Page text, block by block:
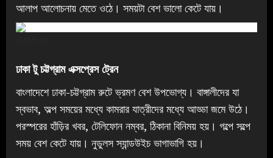
আলাপ আলোচনায় মেতে ওঠে। সময়টা বেশ ভালো কেটে যায়।
ঢাকা টু চট্টগ্রাম এক্সপ্রেস ট্রেন
বাংলাদেশে ঢাকা-চট্টগ্রাম রুটে ভ্রমণ বেশ উপভোগ্য। বাঙ্গালীদের যা
স্বভাব, অল্প সময়ের মধ্যে কামরার যাত্রীদের মধ্যে আড্ডা জমে উঠে।
পরস্পরের হাঁড়ির খবর, টেলিফোন নম্বর, ঠিকানা বিনিময় হয়। গল্পে সল্পে
সময় বেশ কেটে যায়। নুডুলস স্যান্ডউইচ ভাগাভাগি হয়।